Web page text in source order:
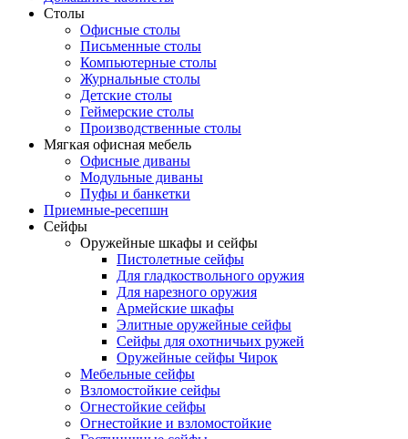
Столы
Офисные столы
Письменные столы
Компьютерные столы
Журнальные столы
Детские столы
Геймерские столы
Производственные столы
Мягкая офисная мебель
Офисные диваны
Модульные диваны
Пуфы и банкетки
Приемные-ресепшн
Сейфы
Оружейные шкафы и сейфы
Пистолетные сейфы
Для гладкоствольного оружия
Для нарезного оружия
Армейские шкафы
Элитные оружейные сейфы
Сейфы для охотничьих ружей
Оружейные сейфы Чирок
Мебельные сейфы
Взломостойкие сейфы
Огнестойкие сейфы
Огнестойкие и взломостойкие